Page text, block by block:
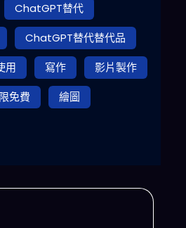
ChatGPT替代
ChatGPT替代替代品
用 寫作
影片製作
免費
繪圖